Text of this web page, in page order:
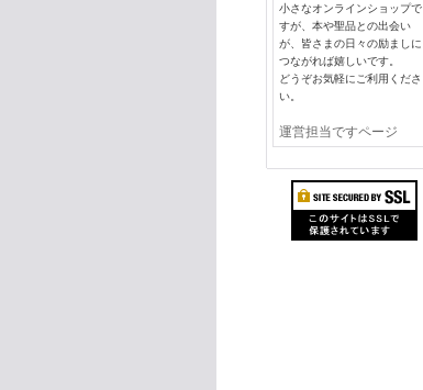
小さなオンラインショップで
すが、本や聖品との出会い
が、皆さまの日々の励ましに
つながれば嬉しいです。
どうぞお気軽にご利用くださ
い。
運営担当ですページ